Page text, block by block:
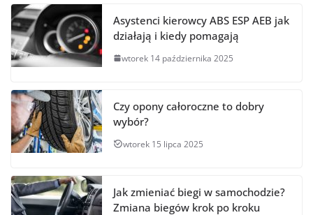
Asystenci kierowcy ABS ESP AEB jak
działają i kiedy pomagają
wtorek 14 października 2025
Czy opony całoroczne to dobry
wybór?
wtorek 15 lipca 2025
Jak zmieniać biegi w samochodzie?
Zmiana biegów krok po kroku